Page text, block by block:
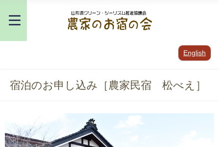
English
宿泊のお申し込み［農家民宿 松べえ］